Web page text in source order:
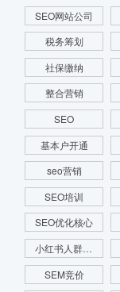
SEO网站公司
税务筹划
社保缴纳
整合营销
SEO
基本户开通
seo营销
SEO培训
SEO优化核心
小红书人群画像
SEM竞价